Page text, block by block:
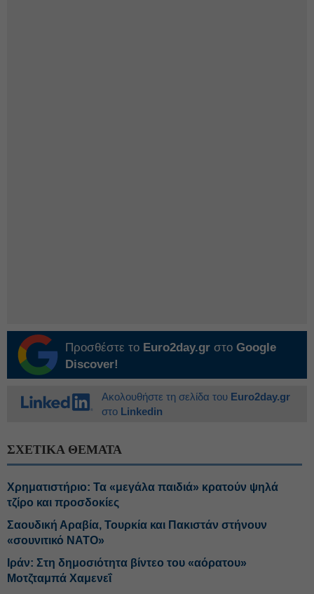
Προσθέστε το Euro2day.gr στο Google
Discover!
Ακολουθήστε τη σελίδα του Euro2day.gr
στο Linkedin
ΣΧΕΤΙΚΑ ΘΕΜΑΤΑ
Χρηματιστήριο: Τα «μεγάλα παιδιά» κρατούν ψηλά
τζίρο και προσδοκίες
Σαουδική Αραβία, Τουρκία και Πακιστάν στήνουν
«σουνιτικό ΝΑΤΟ»
Ιράν: Στη δημοσιότητα βίντεο του «αόρατου»
Μοτζταμπά Χαμενεΐ